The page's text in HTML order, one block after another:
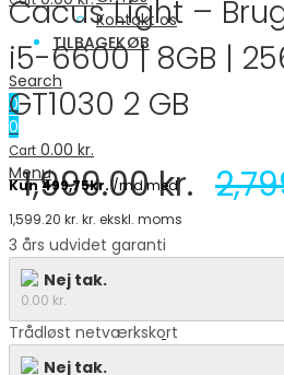
Kontakt os
TILBAGEKØB
Search
0
0
Cart 0.00 kr.
Menu
Search
Cacus Light –
i5-6600 | 8GB |
GT1030 2 GB
1,999.00kr.
1,599.20 kr. kr. ekskl. moms
3 års udvidet garanti
Nej tak.
0.00 kr.
Trådløst netværkskort
Nej tak.